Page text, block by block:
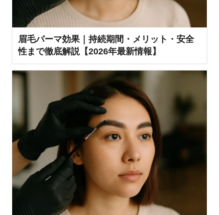
眉毛パーマ効果｜持続期間・メリット・安全
性まで徹底解説【2026年最新情報】